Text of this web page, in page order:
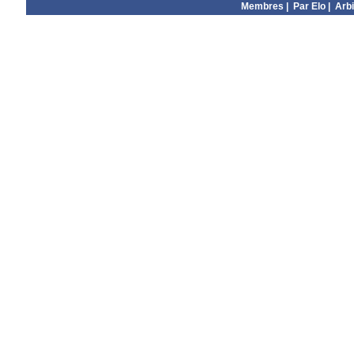
Membres
Par Elo